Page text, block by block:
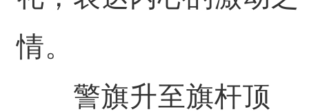
情。
警旗升至旗杆顶